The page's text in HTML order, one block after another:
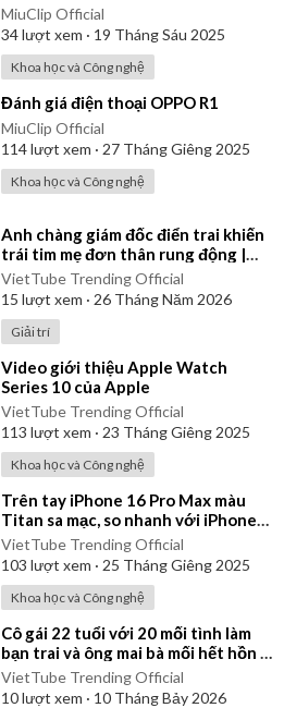
MiuClip Official
34lượt xem · 19 Tháng Sáu 2025
Khoa học và Công nghệ
⁣Đánh giá điện thoại OPPO R1
MiuClip Official
114lượt xem · 27 Tháng Giêng 2025
Khoa học và Công nghệ
⁣Anh chàng giám đốc điển trai khiến
trái tim mẹ đơn thân rung động |
Bạn Muốn Hẹn Hò
VietTube Trending Official
15 lượt xem · 26 Tháng Năm 2026
Giải trí
⁣Video giới thiệu Apple Watch
Series 10 của Apple
VietTube Trending Official
113 lượt xem · 23 Tháng Giêng 2025
Khoa học và Công nghệ
⁣Trên tay iPhone 16 Pro Max màu
Titan sa mạc, so nhanh với iPhone
15 Pro Max
VietTube Trending Official
103 lượt xem · 25 Tháng Giêng 2025
Khoa học và Công nghệ
⁣Cô gái 22 tuổi với 20 mối tình làm
bạn trai và ông mai bà mối hết hồn |
Ghép Đôi Thần Tốc
VietTube Trending Official
10lượt xem · 10 Tháng Bảy 2026